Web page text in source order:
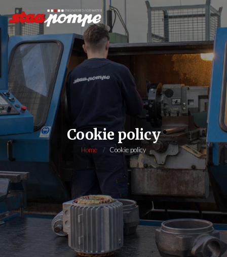
Cookie policy
Home Cookie policy